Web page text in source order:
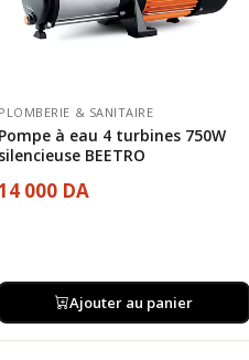
PLOMBERIE & SANITAIRE
Pompe à eau 4 turbines 750W
silencieuse BEETRO
000 DA
Ajouter au panier